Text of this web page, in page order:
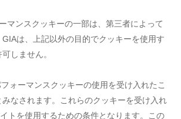
マンスクッキーの一部は、第三者によって
は、上記以外の目的でクッキーを使用す
しません。
ォーマンスクッキーの使用を受け入れたこ
みなされます。これらのクッキーを受け入れ
トを使用するための条件となります。この